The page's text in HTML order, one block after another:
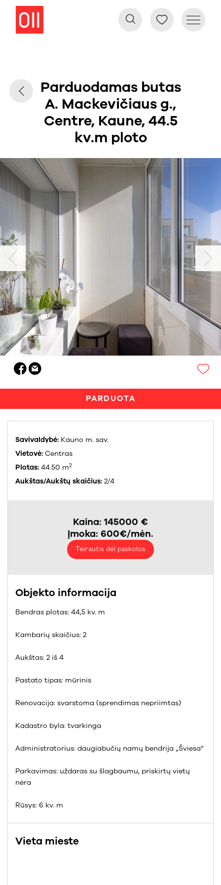
Parduodamas butas
A. Mackevičiaus g.,
Centre, Kaune, 44.5
kv.m ploto
PARDUOTA
Savivaldybė: Kauno m. sav.
Vietovė: Centras
Plotas: 44.50 m2
Aukštas/Aukštų skaičius: 2/4
Kaina: 145000 €
Įmoka: 600€/mėn.
Teirautis dėl paskolos
Objekto informacija
Bendras plotas: 44,5 kv. m
Kambarių skaičius: 2
Aukštas: 2 iš 4
Pastato tipas: mūrinis
Renovacija: svarstoma (sprendimas nepriimtas)
Kadastro byla: tvarkinga
Administratorius: daugiabučių namų bendrija „Šviesa“
Parkavimas: uždaras su šlagbaumu, priskirtų vietų
nėra
Rūsys: 6 kv. m
Vieta mieste